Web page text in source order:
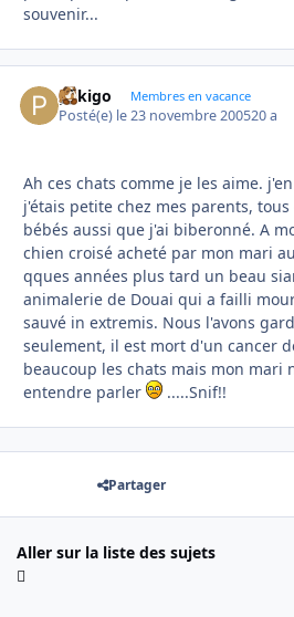
souvenir...
pekigo Membres en vacance
Posté(e) le 23 novembre 200520 a
Ah ces chats comme je les aime.
j'étais petite chez mes parents,
bébés aussi que j'ai biberonné. A
chien croisé acheté par mon mari
qques années plus tard un beau
animalerie de Douai qui a failli
sauvé in extremis. Nous l'avons
seulement, il est mort d'un cancer
beaucoup les chats mais mon mari
entendre parler
.....Snif!!
Partager
Aller sur la liste des sujets